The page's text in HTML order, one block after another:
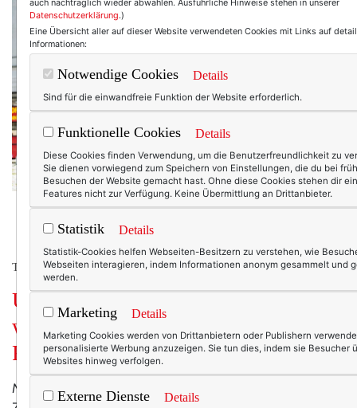
TEXTERELLA LIEBT DAS LEBEN.
Unvernunft kennt kein Alter. Und
warum dein Bauch ein guter
Ratgeber ist.
Neulich bei uns am Frühstückstisch:
auch nachträglich wieder abwählen. Ausführliche Hinweise stehen in unserer
Datenschutzerklärung.)
Eine Übersicht aller auf dieser Website verwendeten Cookies mit Links auf
Informationen:
Notwendige Cookies Details
Sind für die einwandfreie Funktion der Website erforderlich.
Funktionelle Cookies Details
Diese Cookies finden Verwendung, um die Benutzerfreundlichkeit zu
Sie dienen vorwiegend zum Speichern von Einstellungen, die du bei
Besuchen der Website gemacht hast. Ohne diese Cookies stehen dir
Features nicht zur Verfügung. Keine Übermittlung an Drittanbieter.
Statistik Details
Statistik-Cookies helfen Webseiten-Besitzern zu verstehen, wie
Webseiten interagieren, indem Informationen anonym gesammelt und
werden.
Marketing Details
Marketing Cookies werden von Drittanbietern oder Publishern
personalisierte Werbung anzuzeigen. Sie tun dies, indem sie Besucher
Websites hinweg verfolgen.
Externe Dienste Details